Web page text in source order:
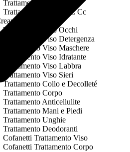
Trattamento Viso 24 Ore
Trattamento Viso Bb E Cc
Trattamento Viso Occhi
Trattamento Viso Detergenza
Trattamento Viso Maschere
Trattamento Viso Idratante
Trattamento Viso Labbra
Trattamento Viso Sieri
Trattamento Collo e Decolleté
Trattamento Corpo
Trattamento Anticellulite
Trattamento Mani e Piedi
Trattamento Unghie
Trattamento Deodoranti
Cofanetti Trattamento Viso
Cofanetti Trattamento Corpo